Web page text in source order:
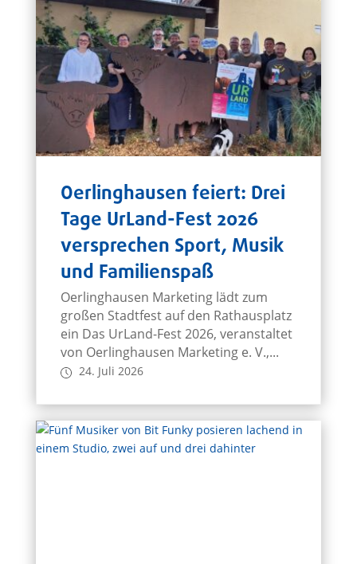
Oerlinghausen feiert: Drei
Tage UrLand-Fest 2026
versprechen Sport, Musik
und Familienspaß
Oerlinghausen Marketing lädt zum
großen Stadtfest auf den Rathausplatz
ein Das UrLand-Fest 2026, veranstaltet
von Oerlinghausen Marketing e. V.,...
24. Juli 2026